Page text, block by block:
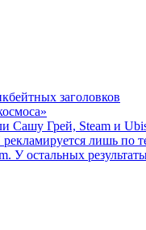
заголовков
Сашу Грей, Steam и
лишь по
У остальных